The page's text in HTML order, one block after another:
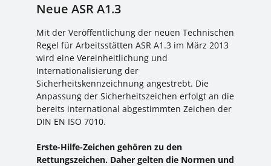
Neue ASR A1.3
Mit der Veröffentlichung der neuen Technischen
Regel für Arbeitsstätten ASR A1.3 im März 2013
wird eine Vereinheitlichung und
Internationalisierung der
Sicherheitskennzeichnung angestrebt. Die
Anpassung der Sicherheitszeichen erfolgt an die
bereits international abgestimmten Zeichen der
DIN EN ISO 7010.
Erste-Hilfe-Zeichen gehören zu den
Rettungszeichen. Daher gelten die Normen und